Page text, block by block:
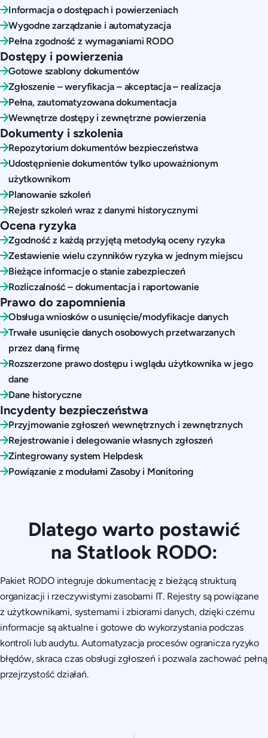
Informacja o dostępach i powierzeniach
Wygodne zarządzanie i automatyzacja
Pełna zgodność z wymaganiami RODO
Dostępy i powierzenia
Gotowe szablony dokumentów
Zgłoszenie – weryfikacja – akceptacja – realizacja
Pełna, zautomatyzowana dokumentacja
Wewnętrze dostępy i zewnętrzne powierzenia
Dokumenty i szkolenia
Repozytorium dokumentów bezpieczeństwa
Udostępnienie dokumentów tylko upoważnionym
użytkownikom
Planowanie szkoleń
Rejestr szkoleń wraz z danymi historycznymi
Ocena ryzyka
Zgodność z każdą przyjętą metodyką oceny ryzyka
Zestawienie wielu czynników ryzyka w jednym miejscu
Bieżące informacje o stanie zabezpieczeń
Rozliczalność – dokumentacja i raportowanie
Prawo do zapomnienia
Obsługa wniosków o usunięcie/modyfikacje danych
Trwałe usunięcie danych osobowych przetwarzanych
przez daną firmę
Rozszerzone prawo dostępu i wglądu użytkownika w jego
dane
Dane historyczne
Incydenty bezpieczeństwa
Przyjmowanie zgłoszeń wewnętrznych i zewnętrznych
Rejestrowanie i delegowanie własnych zgłoszeń
Zintegrowany system Helpdesk
Powiązanie z modułami Zasoby i Monitoring
Dlatego warto postawić
na Statlook RODO:
Pakiet RODO integruje dokumentację z bieżącą strukturą
organizacji i rzeczywistymi zasobami IT. Rejestry są powiązane
z użytkownikami, systemami i zbiorami danych, dzięki czemu
informacje są aktualne i gotowe do wykorzystania podczas
kontroli lub audytu. Automatyzacja procesów ogranicza ryzyko
błędów, skraca czas obsługi zgłoszeń i pozwala zachować pełną
przejrzystość działań.